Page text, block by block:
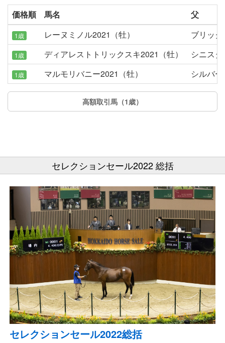
価格順
馬名 父
1歳 レーヌミノル2021（牡） ブリッ
1歳 ディアレストトリックスキ2021（牡） シニス
1歳 マルモリバニー2021（牡） シルバ
高額取引馬（1歳）
セレクションセール2022 総括
セレクションセール2022総括